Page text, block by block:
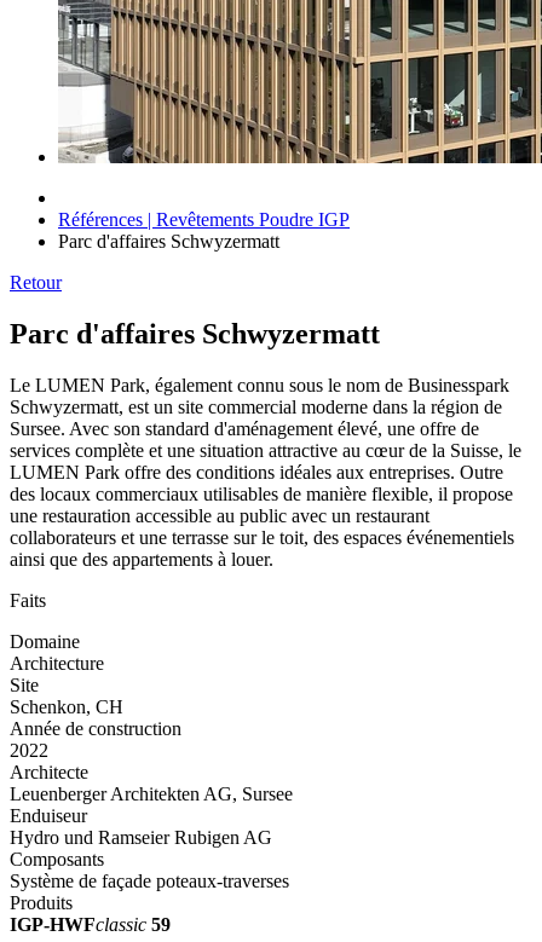
Références | Revêtements Poudre IGP
Parc d'affaires Schwyzermatt
Retour
Parc d'affaires Schwyzermatt
Le LUMEN Park, également connu sous le nom de Businesspark
Schwyzermatt, est un site commercial moderne dans la région de
Sursee. Avec son standard d'aménagement élevé, une offre de
services complète et une situation attractive au cœur de la Suisse, le
LUMEN Park offre des conditions idéales aux entreprises. Outre
des locaux commerciaux utilisables de manière flexible, il propose
une restauration accessible au public avec un restaurant
collaborateurs et une terrasse sur le toit, des espaces événementiels
ainsi que des appartements à louer.
Faits
Domaine
Architecture
Site
Schenkon, CH
Année de construction
2022
Architecte
Leuenberger Architekten AG, Sursee
Enduiseur
Hydro und Ramseier Rubigen AG
Composants
Système de façade poteaux-traverses
Produits
IGP-HWFclassic 59